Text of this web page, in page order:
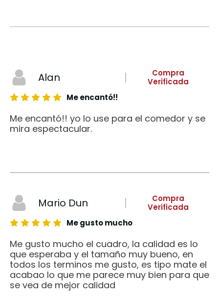
Alan
Compra
Verificada
Me encantó!!
Me encantó!! yo lo use para el comedor y se
mira espectacular.
Mario Dun
Compra
Verificada
Me gusto mucho
Me gusto mucho el cuadro, la calidad es lo
que esperaba y el tamaño muy bueno, en
todos los terminos me gusto, es tipo mate el
acabao lo que me parece muy bien para que
se vea de mejor calidad